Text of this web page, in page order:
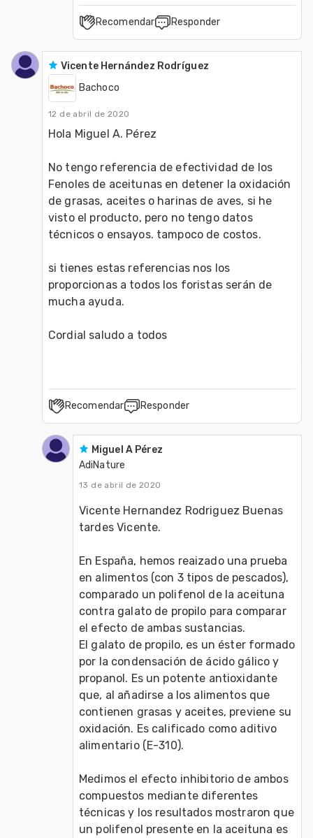
Recomendar Responder
Vicente Hernández Rodríguez
Bachoco
12 de abril de 2020
Hola Miguel A. Pérez
No tengo referencia de efectividad de los
Fenoles de aceitunas en detener la oxidación
de grasas, aceites o harinas de aves, si he
visto el producto, pero no tengo datos
técnicos o ensayos. tampoco de costos.
si tienes estas referencias nos los
proporcionas a todos los foristas serán de
mucha ayuda.
Cordial saludo a todos
Recomendar Responder
Miguel A Pérez
AdiNature
13 de abril de 2020
Vicente Hernandez Rodriguez Buenas
tardes Vicente.
En España, hemos reaizado una prueba
en alimentos (con 3 tipos de pescados),
comparado un polifenol de la aceituna
contra galato de propilo para comparar
el efecto de ambas sustancias.
El galato de propilo, es un éster formado
por la condensación de ácido gálico y
propanol. Es un potente antioxidante
que, al añadirse a los alimentos que
contienen grasas y aceites, previene su
oxidación. Es calificado como aditivo
alimentario (E-310).
Medimos el efecto inhibitorio de ambos
compuestos mediante diferentes
técnicas y los resultados mostraron que
un polifenol presente en la aceituna es